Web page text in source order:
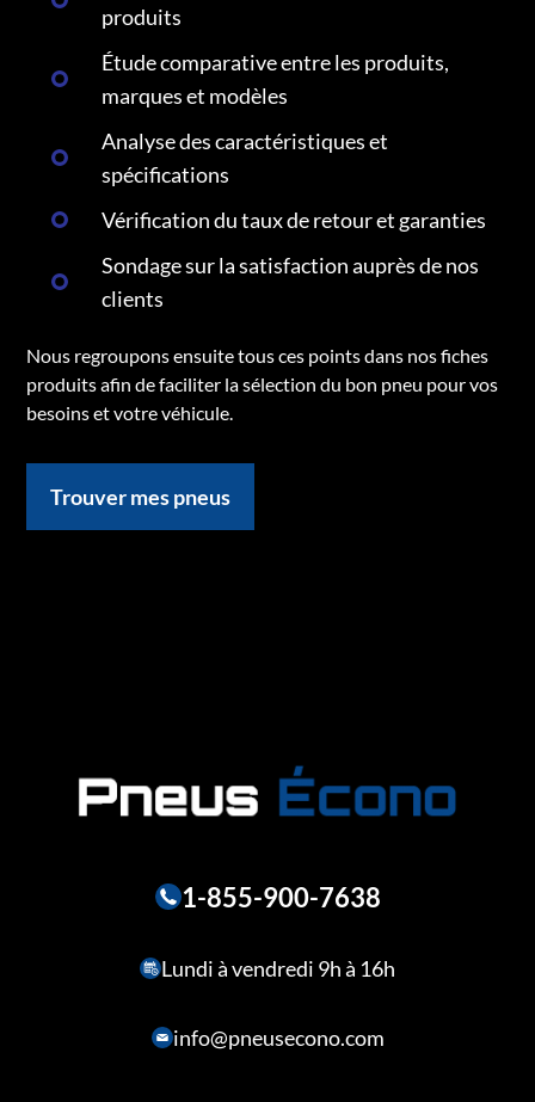
produits
Étude comparative entre les produits,
marques et modèles
Analyse des caractéristiques et
spécifications
Vérification du taux de retour et garanties
Sondage sur la satisfaction auprès de nos
clients
Nous regroupons ensuite tous ces points dans nos fiches
produits afin de faciliter la sélection du bon pneu pour vos
besoins et votre véhicule.
Trouver mes pneus
1-855-900-7638
Lundi à vendredi 9h à 16h
info@pneusecono.com